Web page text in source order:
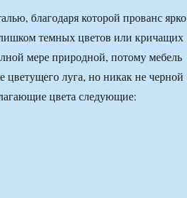
благодаря которой прованс ярко
темных цветов или кричащих
мере природной, потому мебель
цветущего луга, но никак не черной
цвета следующие: